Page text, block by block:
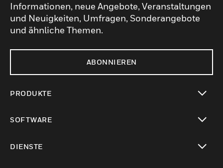
Informationen, neue Angebote, Veranstaltungen
und Neuigkeiten, Umfragen, Sonderangebote
und ähnliche Themen.
ABONNIEREN
PRODUKTE
SOFTWARE
DIENSTE